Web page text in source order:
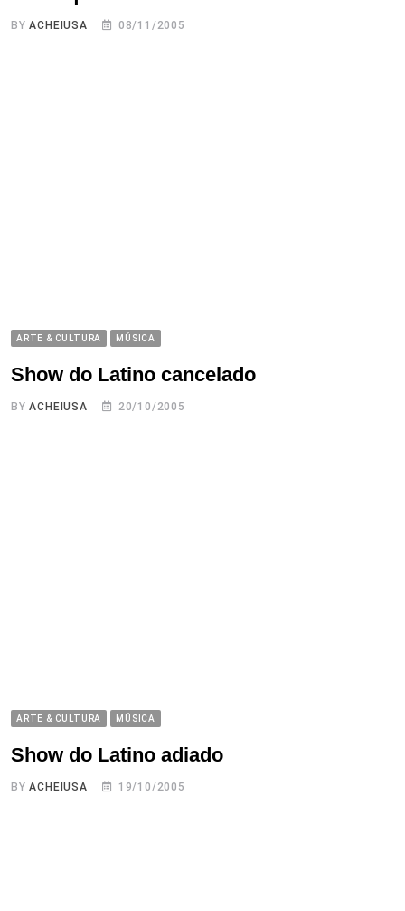
BYACHEIUSA 08/11/2005
ARTE & CULTURA MÚSICA
Show do Latino cancelado
BYACHEIUSA 20/10/2005
ARTE & CULTURA MÚSICA
Show do Latino adiado
BYACHEIUSA 19/10/2005